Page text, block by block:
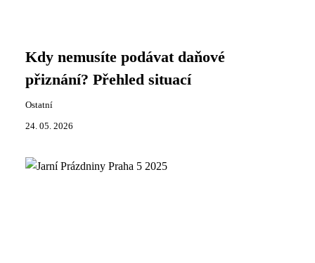
Kdy nemusíte podávat daňové
přiznání? Přehled situací
Ostatní
24. 05. 2026